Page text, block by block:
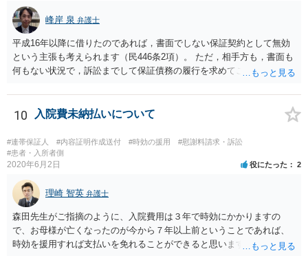
峰岸 泉 弁護士
平成16年以降に借りたのであれば，書面でしない保証契約として無効
という主張も考えられます（民446条2項）。 ただ，相手方も，書面も
何もない状況で，訴訟までして保証債務の履行を求めてこないので，
契約書は必ず自署でなければならないというわけでもないので，息子
さんに代筆権限を与えたのかどうかが問題になるかも知れません。
10 入院費未納払いについて
#連帯保証人 #内容証明作成送付 #時効の援用
#慰謝料請求・訴訟
#患者・入所者側
2020年6月2日 役にたった 2
理崎 智英 弁護士
森田先生がご指摘のように、入院費用は３年で時効にかかりますの
で、お母様が亡くなったのが今から７年以上前ということであれば、
時効を援用すれば支払いを免れることができると思います。 そのた